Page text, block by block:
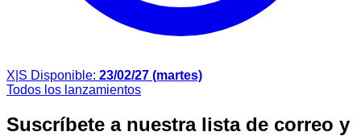
X|S Disponible: 23/02/27 (martes)
Todos los lanzamientos
Suscríbete a nuestra lista de correo y